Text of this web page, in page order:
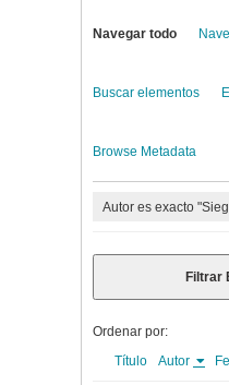
Navegar todo
Buscar elementos
Browse Metadata
Autor es exacto
Filtrar
Ordenar por:
Título
Autor